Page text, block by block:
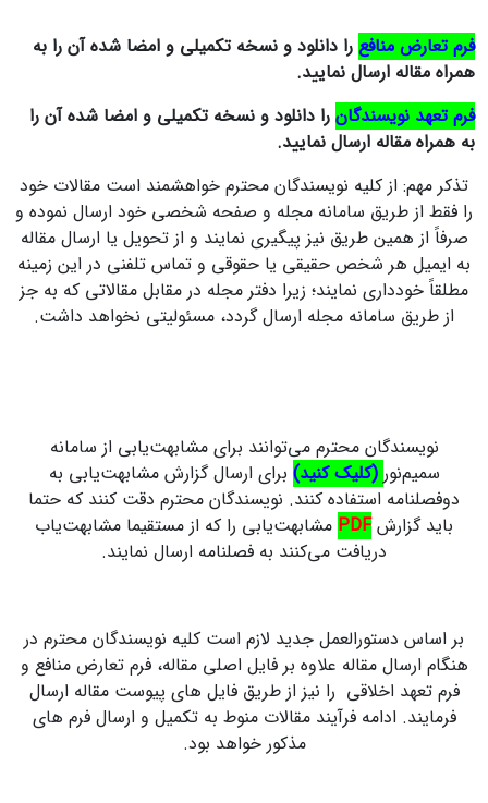
فرم تعارض منافع را دانلود و نسخه تکمیلی و امضا شده آن را به
همراه مقاله ارسال نمایید.
فرم تعهد نویسندگان را دانلود و نسخه تکمیلی و امضا شده آن را
به همراه مقاله ارسال نمایید.
تذکر مهم: از کلیه نویسندگان محترم خواهشمند است مقالات خود
را فقط از طریق سامانه مجله و صفحه شخصی خود ارسال نموده و
صرفاً از همین طریق نیز پیگیری نمایند و از تحویل یا ارسال مقاله
به ایمیل هر شخص حقیقی یا حقوقی و تماس تلفنی در این زمینه
مطلقاً خودداری نمایند؛ زیرا دفتر مجله در مقابل مقالاتی که به جز
از طریق سامانه مجله ارسال گردد، مسئولیتی نخواهد داشت.
نویسندگان محترم می‌توانند برای مشابهت‌یابی از سامانه
سمیم‌نور (کلیک کنید) برای ارسال گزارش مشابهت‌یابی به
دوفصلنامه استفاده کنند. نویسندگان محترم دقت کنند که حتما
باید گزارشPDF مشابهت‌یابی را که از مستقیما مشابهت‌یاب
دریافت می‌‌کنند به فصلنامه ارسال نمایند.
بر اساس دستورالعمل جدید لازم است کلیه نویسندگان محترم در
هنگام ارسال مقاله علاوه بر فایل اصلی مقاله، فرم تعارض منافع و
فرم تعهد اخلاقی را نیز از طریق فایل های پیوست مقاله ارسال
فرمایند. ادامه فرآیند مقالات منوط به تکمیل و ارسال فرم های
مذکور خواهد بود.